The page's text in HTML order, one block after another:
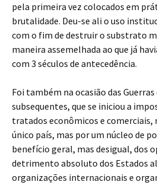
pela primeira vez colocados em
brutalidade. Deu-se ali o uso
com o fim de destruir o substrato
maneira assemelhada ao que já
com 3 séculos de antecedência.
Foi também na ocasião das
subsequentes, que se iniciou a
tratados econômicos e comerciais,
único país, mas por um núcleo de
benefício geral, mas desigual, dos
detrimento absoluto dos Estados
organizações internacionais e